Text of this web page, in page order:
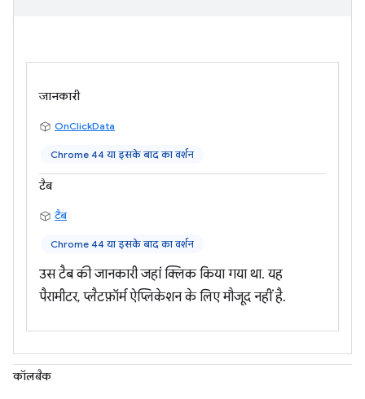
जानकारी
OnClickData
Chrome 44 या इसके बाद का वर्शन
टैब
टैब
Chrome 44 या इसके बाद का वर्शन
उस टैब की जानकारी जहां क्लिक किया गया था. यह
पैरामीटर, प्लैटफ़ॉर्म ऐप्लिकेशन के लिए मौजूद नहीं है.
कॉलबैक